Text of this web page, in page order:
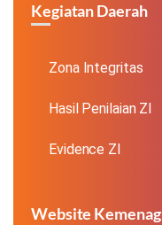
Kegiatan Daerah
Zona Integritas
Hasil Penilaian ZI
Evidence ZI
Website Kemenag